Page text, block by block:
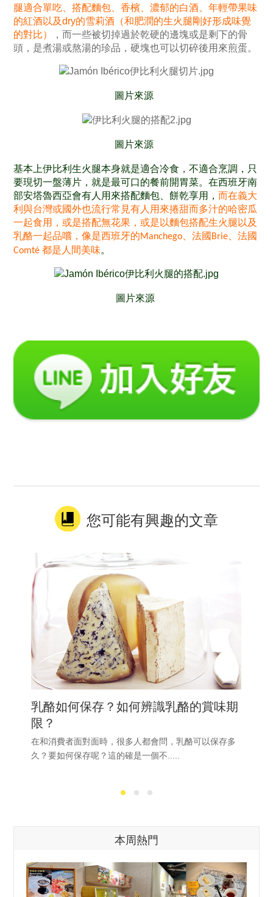
腿適合單吃、搭配麵包、香檳、濃郁的白酒、年輕帶果味
的紅酒以及dry的雪莉酒（和肥潤的生火腿剛好形成味覺
的對比）
，而一些被切掉過於乾硬的邊塊或是剩下的骨
頭，是煮湯或熬湯的珍品，硬塊也可以切碎後用來煎蛋。
圖片來源
圖片來源
基本上伊比利生火腿本身就是適合冷食，不適合烹調， 只
要現切一盤薄片，就是最可口的餐前開胃菜。在西班牙南
部安塔魯西亞會有人用來搭配麵包、餅乾享用，而在義大
利與台灣或國外也流行常見有人用來捲甜而多汁的哈密瓜
一起食用，或是搭配無花果，或是以麵包搭配生火腿以及
乳酪一起品嚐，像是西班牙的Manchego 、法國 Brie 、法國
Comté都是人間美味。
圖片來源
您可能有興趣的文章
乳酪如何保存？如何辨識乳酪的賞味期
限？
在和消費者面對面時，很多人都會問，乳酪可以保存多
久？要如何保存呢？這的確是一個不.....
本周熱門